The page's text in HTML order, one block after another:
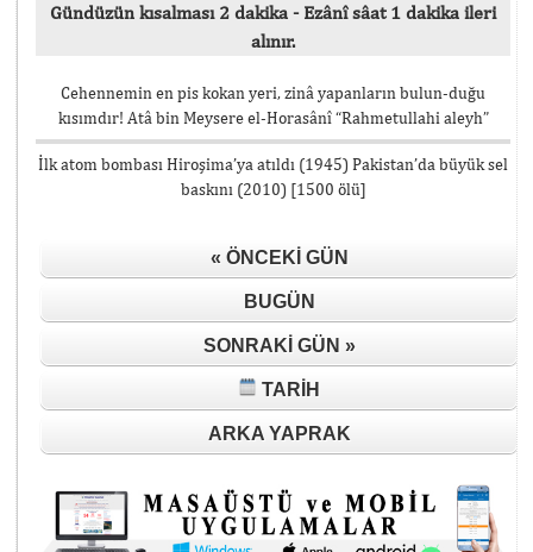
Gündüzün kısalması 2 dakika - Ezânî sâat 1 dakika ileri
alınır.
Cehennemin en pis kokan yeri, zinâ yapanların bulun-duğu
kısımdır! Atâ bin Meysere el-Horasânî “Rahmetullahi aleyh”
İlk atom bombası Hiroşima’ya atıldı (1945) Pakistan’da büyük sel
baskını (2010) [1500 ölü]
« ÖNCEKI GÜN
BUGÜN
SONRAKI GÜN »
TARIH
ARKA YAPRAK